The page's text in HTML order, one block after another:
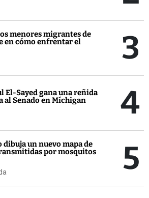
menores migrantes de
en cómo enfrentar el
3
El-Sayed gana una reñida
Senado en Míchigan
4
un nuevo mapa de
por mosquitos
5